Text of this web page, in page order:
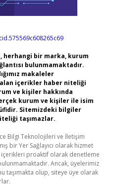
herhangi bir marka, kurum
bulunmamaktadır.
makaleler
içerikler haber niteliği
ve kişiler hakkında
kurum ve kişiler ile isim
Sitemizdeki bilgiler
taşımazlar.
Bilgi Teknolojileri ve İletişim
bir Yer Sağlayıcı olarak hizmet
proaktif olarak denetleme
Ancak, üyelerimiz
taşımakta olup, siteye üye olarak